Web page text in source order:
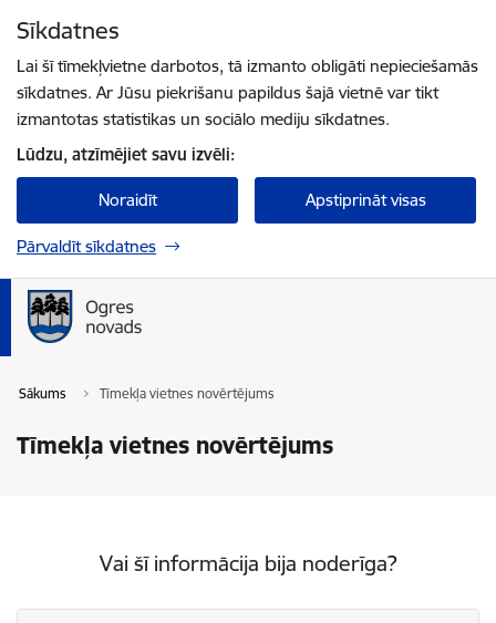
Sīkdatnes
Lai šī tīmekļvietne darbotos, tā izmanto obligāti nepieciešamās
sīkdatnes. Ar Jūsu piekrišanu papildus šajā vietnē var tikt
izmantotas statistikas un sociālo mediju sīkdatnes.
Lūdzu, atzīmējiet savu izvēli:
Noraidīt Apstiprināt visas
Pārvaldīt sīkdatnes
Sākums Tīmekļa vietnes novērtējums
Tīmekļa vietnes novērtējums
Vai šī informācija bija noderīga?